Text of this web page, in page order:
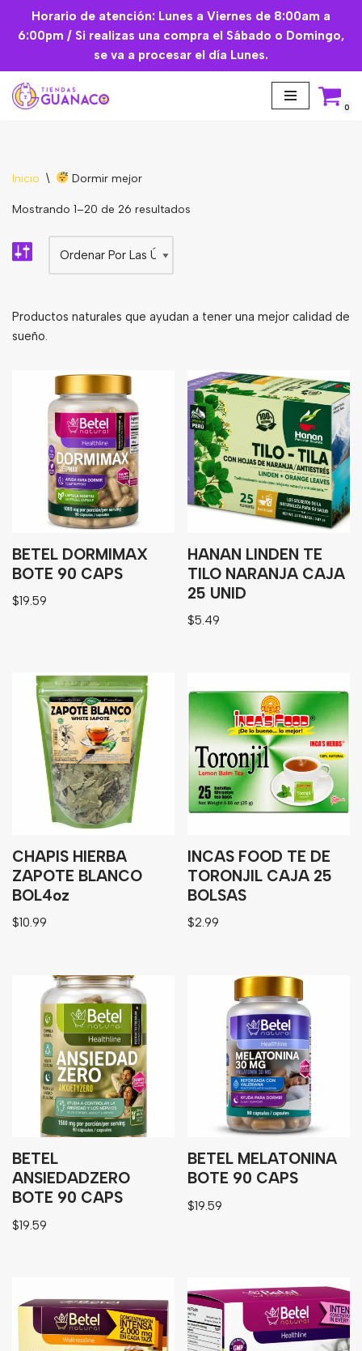
Saltar
contenido
Horario de atención: Lunes a Viernes de 8:00am a
6:00pm / Si realizas una compra el Sábado o Domingo,
se va a procesar el día Lunes.
0
Mascarilla facial
Básicos de Cocina
Harinas
Edulcorante
Enlatados
Viveres
Sopas
Atoles
Golosinas
Bebidas
Inicio \ Dormir mejor
Mostrando 1–20 de 26 resultados
Productos naturales que ayudan a tener una mejor calidad de
sueño.
BETEL DORMIMAX
BOTE 90 CAPS
$19.59
HANAN LINDEN TE
TILO NARANJA CAJA
25 UNID
$5.49
CHAPIS HIERBA
ZAPOTE BLANCO
BOL4oz
$10.99
INCAS FOOD TE DE
TORONJIL CAJA 25
BOLSAS
$2.99
BETEL
ANSIEDADZERO
BOTE 90 CAPS
$19.59
BETEL MELATONINA
BOTE 90 CAPS
$19.59